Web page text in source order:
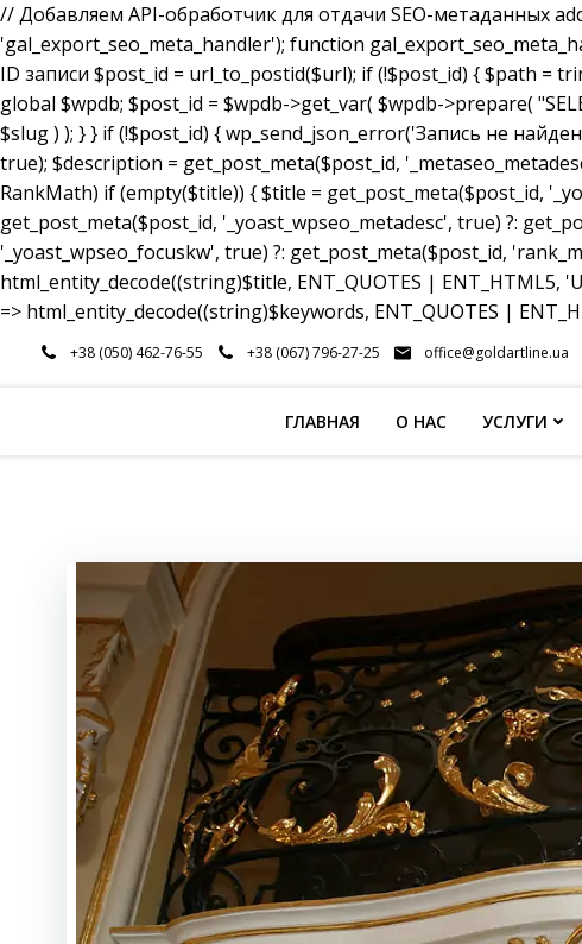
// Добавляем API-обработчик для отдачи SEO-метаданных
'gal_export_seo_meta_handler'); function
ID записи $post_id = url_to_postid($url); if (!$post_id) { $path =
global $wpdb; $post_id = $wpdb->get_var( $wpdb->prepare(
$slug ) ); } } if (!$post_id) { wp_send_json_error('Запись не
true); $description = get_post_meta($post_id,
RankMath) if (empty($title)) { $title = get_post_meta($post_id,
get_post_meta($post_id, '_yoast_wpseo_metadesc', true) ?:
'_yoast_wpseo_focuskw', true) ?: get_post_meta($post_id,
html_entity_decode((string)$title, ENT_QUOTES | ENT_HTML5,
=> html_entity_decode((string)$keywords, ENT_QUOTES |
Перейти+38 (050) 462-76-55 +38 (067) 796-27-25 office@goldartline.ua
ГЛАВНАЯ О НАС УСЛУГИ